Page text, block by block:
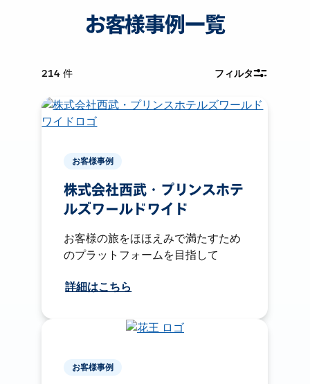
お客様事例一覧
214 件 フィルタ
お客様事例
株式会社西武・プリンスホテ
ルズワールドワイド
お客様の旅をほほえみで満たすため
のプラットフォームを目指して
詳細はこちら
お客様事例